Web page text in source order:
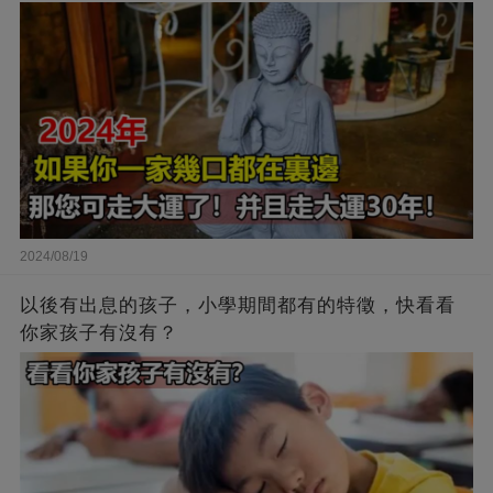
2024/08/19
以後有出息的孩子，小學期間都有的特徵，快看看
你家孩子有沒有？